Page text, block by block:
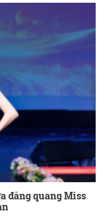
đăng quang Miss